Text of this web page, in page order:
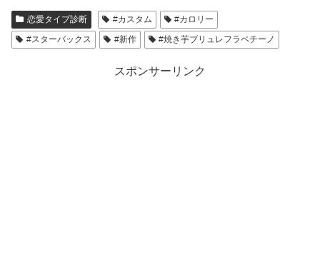
恋愛タイプ診断 #カスタム
#カロリー
#スターバックス
#新作 #焼き芋ブリュレフラペチーノ
スポンサーリンク